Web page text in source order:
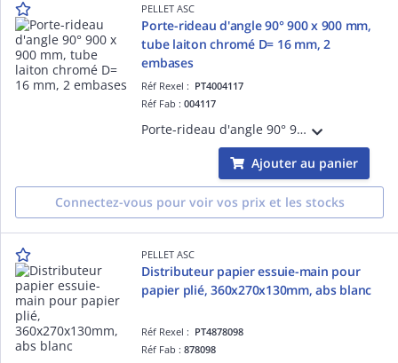
PELLET ASC
Porte-rideau d'angle 90° 900 x 900 mm,
tube laiton chromé D= 16 mm, 2
embases
Réf Rexel : PT4004117
Réf Fab :004117
Porte-rideau d'angle 90° 900 x 900 mm, tube laiton nickelé chromé D= 16 x 0,5 mm recoupable, 2 embases coulissantes 85 mm x D= 58 mm '32 bis', tube D= 17,2 x 0,45 mm, visserie non fournie.
Ajouter au panier
Connectez-vous pour voir vos prix et les stocks
PELLET ASC
Distributeur papier essuie-main pour
papier plié, 360x270x130mm, abs blanc
Réf Rexel : PT4878098
Réf Fab :878098